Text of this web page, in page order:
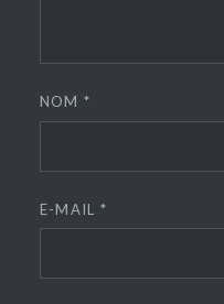
NOM*
E-MAIL *